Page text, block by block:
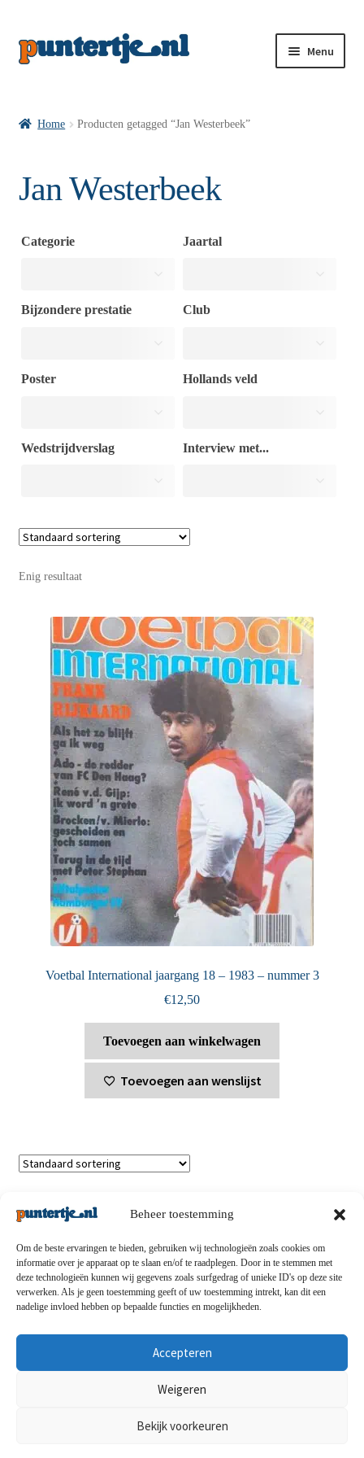
Beheer toestemming
Om de beste ervaringen te bieden, gebruiken wij technologieën zoals cookies om
informatie over je apparaat op te slaan en/of te raadplegen. Door in te stemmen met
deze technologieën kunnen wij gegevens zoals surfgedrag of unieke ID's op deze site
verwerken. Als je geen toestemming geeft of uw toestemming intrekt, kan dit een
nadelige invloed hebben op bepaalde functies en mogelijkheden.
Accepteren
Weigeren
Bekijk voorkeuren
Menu
Home Producten getagged “Jan Westerbeek”
Jan Westerbeek
Categorie Jaartal
Bijzondere prestatie Club
Poster Hollands veld
Wedstrijdverslag Interview met...
Enig resultaat
Voetbal International jaargang 18 – 1983 – nummer 3
€12,50
Toevoegen aan winkelwagen
Toevoegen aan wenslijst
Privacybeleid-Verzending en retouren-Algemene
voorwaarden-Disclaimert-Betaalmethoden-Over ons
Contact